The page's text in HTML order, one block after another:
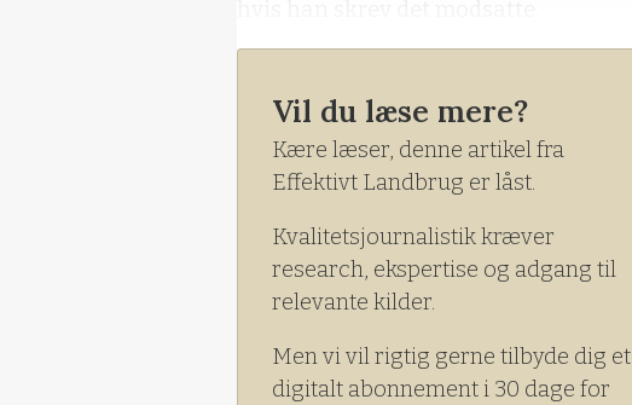
Vil du læse mere?
Kære læser, denne artikel fra
Effektivt Landbrug er låst.
Kvalitetsjournalistik kræver
research, ekspertise og adgang til
relevante kilder.
Men vi vil rigtig gerne tilbyde dig et
digitalt abonnement i 30 dage for